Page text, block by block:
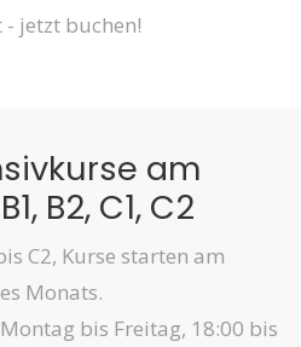
am
B2, C1, C2
C2, Kurse starten am
Monats.
bis Freitag, 18:00 bis